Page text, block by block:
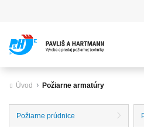
Úvod Požiarne armatúry
Požiarne prúdnice